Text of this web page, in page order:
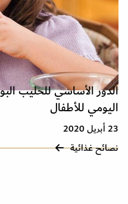
الدور الأساسي للحليب
اليومي للأطفال
23 أبريل 2020
نصائح غذائية